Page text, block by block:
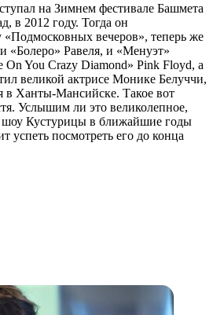
на Зимнем фестивале Башмета
в 2012 году. Тогда он
вечеров», теперь же
«Болеро» Равеля, и «Менуэт»
You Crazy Diamond» Pink Floyd, а
великой актрисе Монике Белуччи,
в Ханты-Мансийске. Такое вот
Услышим ли это великолепное,
шоу Кустурицы в ближайшие годы
посмотреть его до конца